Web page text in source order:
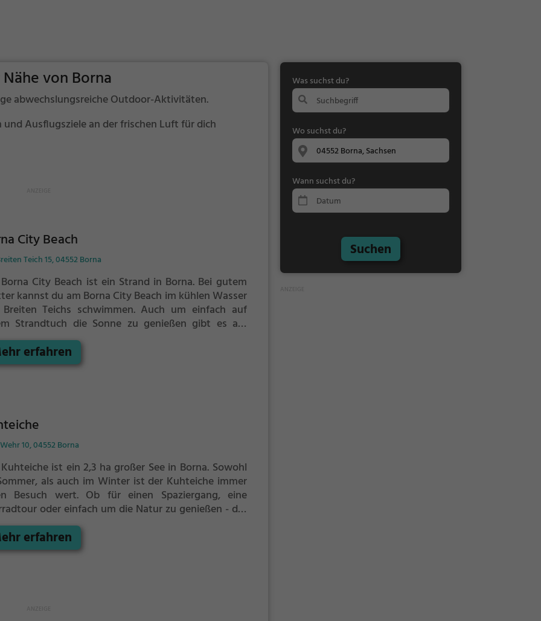
von Borna
abwechslungsreiche Outdoor-Aktivitäten.
Ausflugsziele an der frischen Luft für dich
City Beach
Teich 15, 04552 Borna
City Beach ist ein Strand in Borna. Bei gutem
kannst du am Borna City Beach im kühlen Wasser
Teichs schwimmen. Auch um einfach auf
Strandtuch die Sonne zu genießen gibt es am
City Beach genug Platz. Denk aber immer daran,
ausreichend vor der Sonne zu schützen.
erfahren
10, 04552 Borna
ist ein 2,3 ha großer See in Borna. Sowohl
als auch im Winter ist der Kuhteiche immer
Besuch wert. Ob für einen Spaziergang, eine
oder einfach um die Natur zu genießen - der
bietet zahlreiche Möglichkeiten für
erfahren
Was suchst du?
Wo suchst du?
Wann suchst du?
Suchen